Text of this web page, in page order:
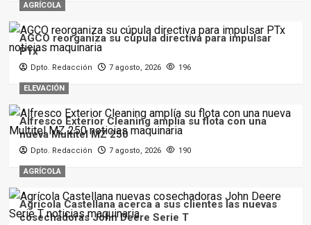
AGRÍCOLA
AGCO reorganiza su cúpula directiva para impulsar
PTx
Dpto. Redacción 7 agosto, 2026 196
ELEVACIÓN
Alfresco Exterior Cleaning amplía su flota con una
nueva Multitel MZ 250
Dpto. Redacción 7 agosto, 2026 190
AGRÍCOLA
Agrícola Castellana acerca a sus clientes las nuevas
cosechadoras John Deere Serie T